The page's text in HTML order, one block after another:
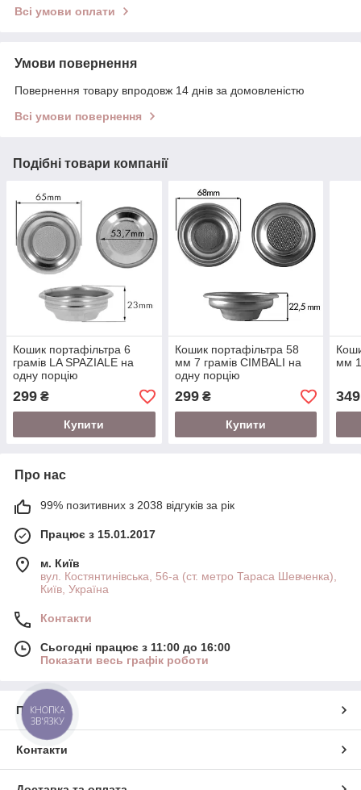
Всі умови оплати
Умови повернення
Повернення товару впродовж 14 днів за домовленістю
Всі умови повернення
Подібні товари компанії
Кошик портафільтра 6
грамів LA SPAZIALE на
одну порцію
299 ₴
Купити
Кошик портафільтра 58
мм 7 грамів CIMBALI на
одну порцію
299₴
Купити
мм
349
Про нас
99% позитивних з 2038 відгуків за рік
Працює з 15.01.2017
м. Київ
вул. Костянтинівська, 56-а (ст. метро Тараса Шевченка),
Київ, Україна
Контакти
Сьогодні працює з 11:00 до 16:00
Показати весь графік роботи
Про нас
Контакти
КНОПКА
ЗВ'ЯЗКУ